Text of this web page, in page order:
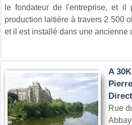
le fondateur de l'entreprise, et il
production laitière à travers 2 500
et il est installé dans une ancienne
A
Rue